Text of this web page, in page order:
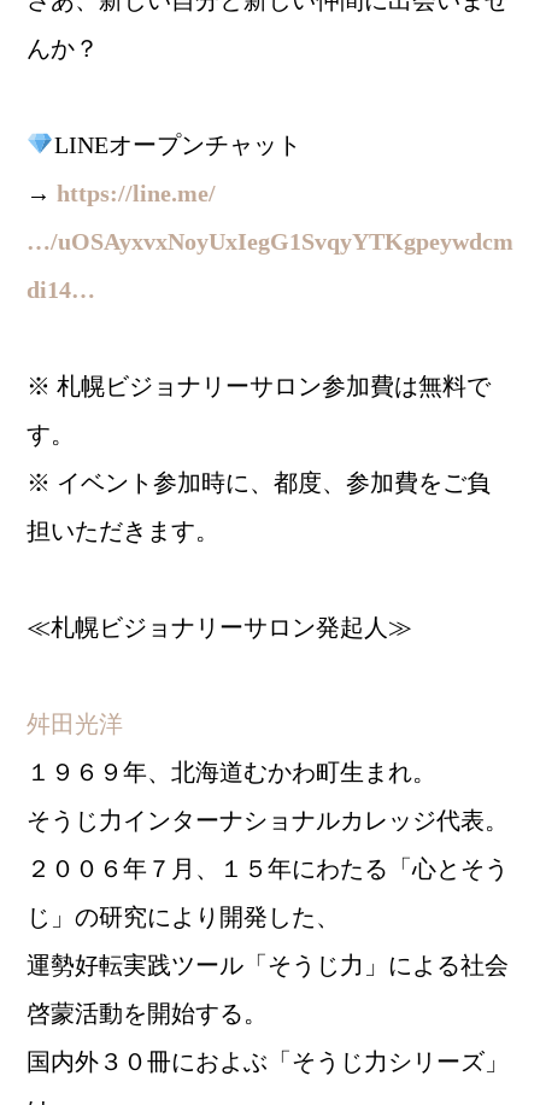
んか？
LINEオープンチャット
→ https://line.me/
…/uOSAyxvxNoyUxIegG1SvqyYTKgpeywdcm
di14…
※ 札幌ビジョナリーサロン参加費は無料で
す。
※ イベント参加時に、都度、参加費をご負
担いただきます。
≪札幌ビジョナリーサロン発起人≫
舛田光洋
１９６９年、北海道むかわ町生まれ。
そうじ力インターナショナルカレッジ代表。
２００６年７月、１５年にわたる「心とそう
じ」の研究により開発した、
運勢好転実践ツール「そうじ力」による社会
啓蒙活動を開始する。
国内外３０冊におよぶ「そうじ力シリーズ」